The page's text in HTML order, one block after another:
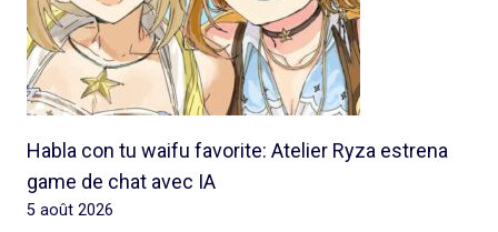
Habla con tu waifu favorite: Atelier Ryza estrena
game de chat avec IA
5 août 2026